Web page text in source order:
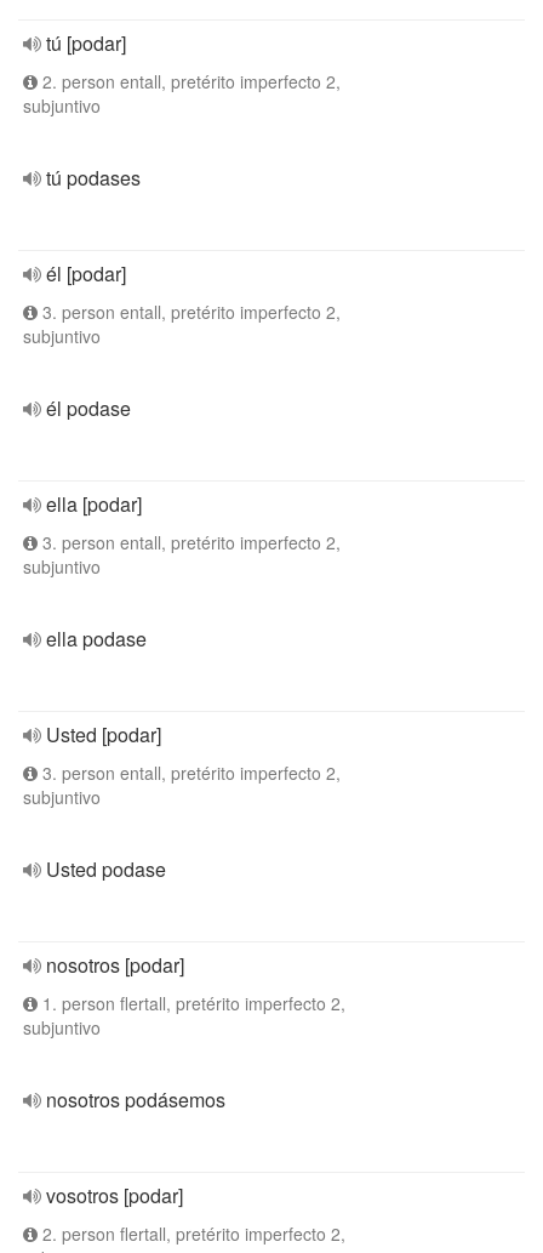
tú [podar]
2. person entall, pretérito imperfecto 2,
subjuntivo
tú podases
él [podar]
3. person entall, pretérito imperfecto 2,
subjuntivo
él podase
ella [podar]
3. person entall, pretérito imperfecto 2,
subjuntivo
ella podase
Usted [podar]
3. person entall, pretérito imperfecto 2,
subjuntivo
Usted podase
nosotros [podar]
1. person flertall, pretérito imperfecto 2,
subjuntivo
nosotros podásemos
vosotros [podar]
2. person flertall, pretérito imperfecto 2,